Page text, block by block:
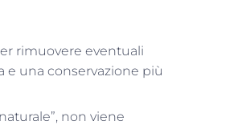
rimuovere eventuali
e una conservazione più
non viene